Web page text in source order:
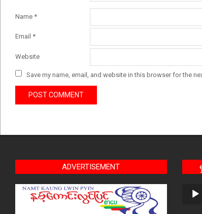
Name *
Email *
Website
Save my name, email, and website in this browser for the
ADVERTISEMENT
Audio